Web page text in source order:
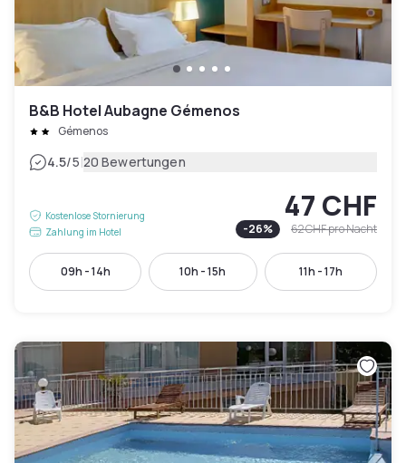
B&B Hotel Aubagne Gémenos
Gémenos
4.5/5|20 Bewertungen
Kostenlose Stornierung
Zahlung im Hotel
47 CHF
-26% 62 CHFpro Nacht
09h - 14h 10h - 15h 11h - 17h